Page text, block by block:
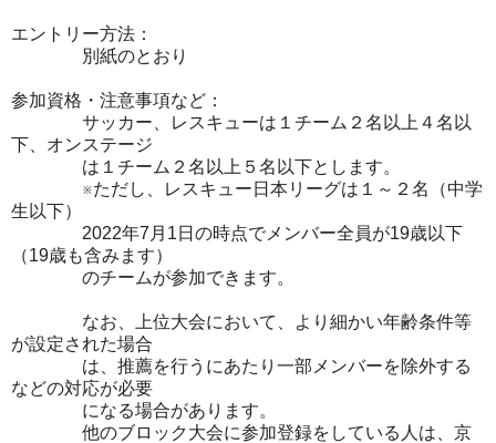
エントリー方法：
別紙のとおり
参加資格・注意事項など：
サッカー、レスキューは１チーム２名以上４名以
下、オンステージ
は１チーム２名以上５名以下とします。
※ただし、レスキュー日本リーグは１～２名（中学
生以下）
2022年7月1日の時点でメンバー全員が19歳以下
（19歳も含みます）
のチームが参加できます。
なお、上位大会において、より細かい年齢条件等
が設定された場合
は、推薦を行うにあたり一部メンバーを除外する
などの対応が必要
になる場合があります。
他のブロック大会に参加登録をしている人は、京